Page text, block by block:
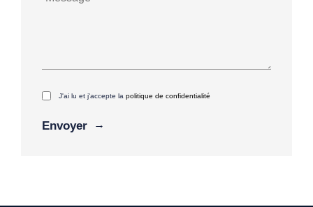
J'ai lu et j'accepte la politique de confidentialité